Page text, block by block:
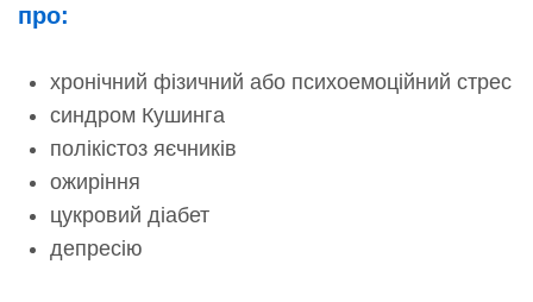
про:
хронічний фізичний або психоемоційний стрес
синдром Кушинга
полікістоз яєчників
ожиріння
цукровий діабет
депресію